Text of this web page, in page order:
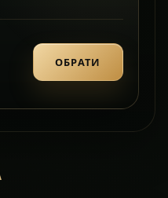
ОБРАТИ